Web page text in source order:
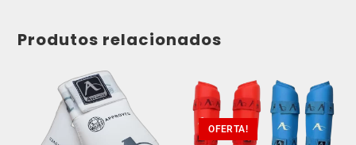
Produtos relacionados
OFERTA!